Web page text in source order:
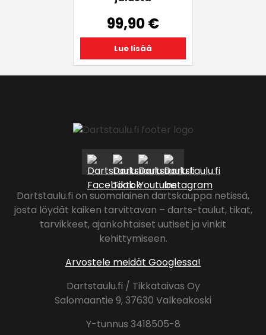
99,90€
Lue lisää
Dartstaulu.fi on suomalainen dartskauppa netissä,
josta löydät kaiken tarvittavan – darts-taulut, tikat,
tarvikkeet, ajankohtaiset uutiset ja vinkit
kehittymiseen.
Arvostele meidät Googlessa!
Dartstaulu.fi / Tikkataivas Oy
Salomaantie 9, 37630 Valkeakoski
Y-tunnus 3418505-8